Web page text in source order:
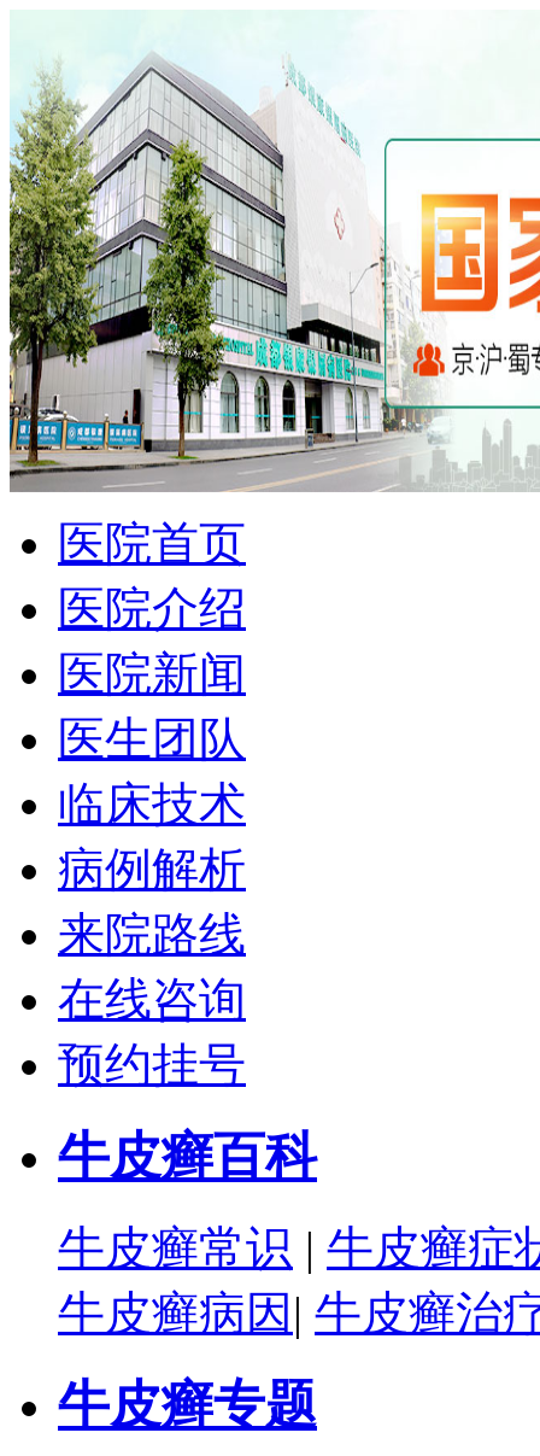
医院首页
医院介绍
医院新闻
医生团队
临床技术
病例解析
来院路线
在线咨询
预约挂号
牛皮癣百科
牛皮癣常识 | 牛皮癣症
牛皮癣病因 | 牛皮癣治
牛皮癣专题